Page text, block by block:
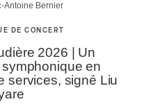
Antoine Bernier
DE CONCERT
2026 | Un
en
services, signé Liu